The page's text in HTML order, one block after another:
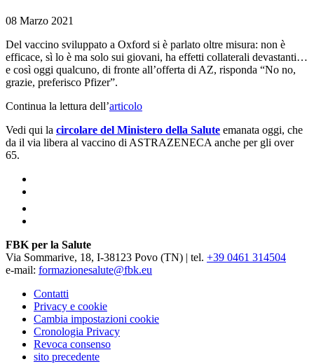
08 Marzo 2021
Del vaccino sviluppato a Oxford si è parlato oltre misura: non è
efficace, sì lo è ma solo sui giovani, ha effetti collaterali devastanti…
e così oggi qualcuno, di fronte all’offerta di AZ, risponda “No no,
grazie, preferisco Pfizer”.
Continua la lettura dell’articolo
Vedi qui la circolare del Ministero della Salute emanata oggi, che
da il via libera al vaccino di ASTRAZENECA anche per gli over
65.
FBK per la Salute
Via Sommarive, 18, I-38123 Povo (TN) | tel. +39 0461 314504
e-mail: formazionesalute@fbk.eu
Contatti
Privacy e cookie
Cambia impostazioni cookie
Cronologia Privacy
Revoca consenso
sito precedente